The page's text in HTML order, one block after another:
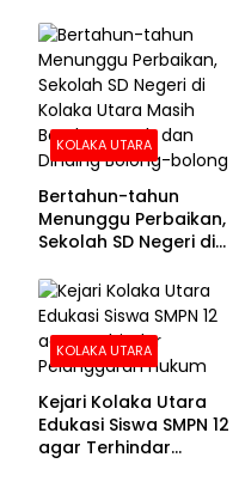
100 Persen
KOLAKA UTARA
Bertahun-tahun
Menunggu Perbaikan,
Sekolah SD Negeri di
Beralas Tanah dan
Dinding Bolong-bolong
KOLAKA UTARA
Kejari Kolaka Utara
Edukasi Siswa SMPN 12
agar Terhindar